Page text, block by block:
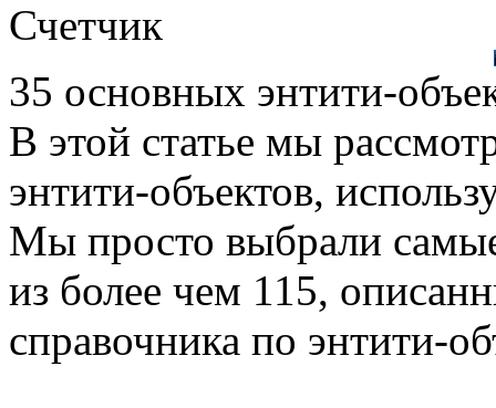
Счетчик
35 основных энтити-
В этой статье мы
энтити-объектов,
Мы просто выбрали
из более чем 115,
справочника по энтити-